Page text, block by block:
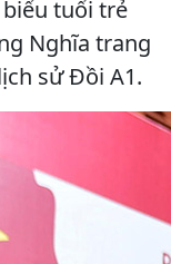
tuổi trẻ
Nghĩa trang
sử Đồi A1.